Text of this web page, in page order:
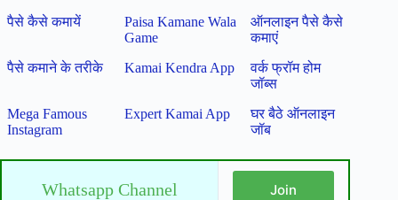
पैसे कैसे कमायें
Paisa Kamane Wala
Game
ऑनलाइन पैसे कैसे
कमाएं
पैसे कमाने के तरीके
Kamai Kendra App
वर्क फ्रॉम होम
जॉब्स
Mega Famous
Instagram
Expert Kamai App
घर बैठे ऑनलाइन
जॉब
Whatsapp Channel Join